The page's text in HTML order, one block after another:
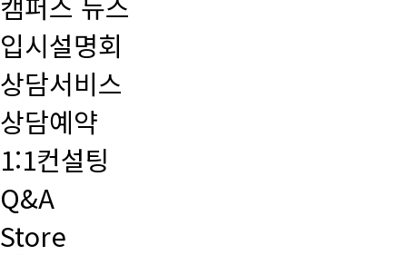
입시설명회
상담서비스
상담예약
1:1컨설팅
Q&A
Store